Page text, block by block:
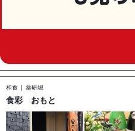
和食 薬研堀
食彩 おもと